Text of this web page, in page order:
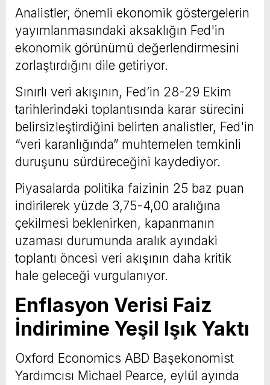
Analistler, önemli ekonomik göstergelerin
yayımlanmasındaki aksaklığın Fed'in
ekonomik görünümü değerlendirmesini
zorlaştırdığını dile getiriyor.
Sınırlı veri akışının, Fed’in 28-29 Ekim
tarihlerindəki toplantısında karar sürecini
belirsizleştirdiğini belirten analistler, Fed'in
“veri karanlığında” muhtemelen temkinli
duruşunu sürdüreceğini kaydediyor.
Piyasalarda politika faizinin 25 baz puan
indirilerek yüzde 3,75-4,00 aralığına
çekilmesi beklenirken, kapanmanın
uzaması durumunda aralık ayındaki
toplantı öncesi veri akışının daha kritik
hale geleceği vurgulanıyor.
Enflasyon Verisi Faiz
İndirimine Yeşil Işık Yaktı
Oxford Economics ABD Başekonomist
Yardımcısı Michael Pearce, eylül ayında